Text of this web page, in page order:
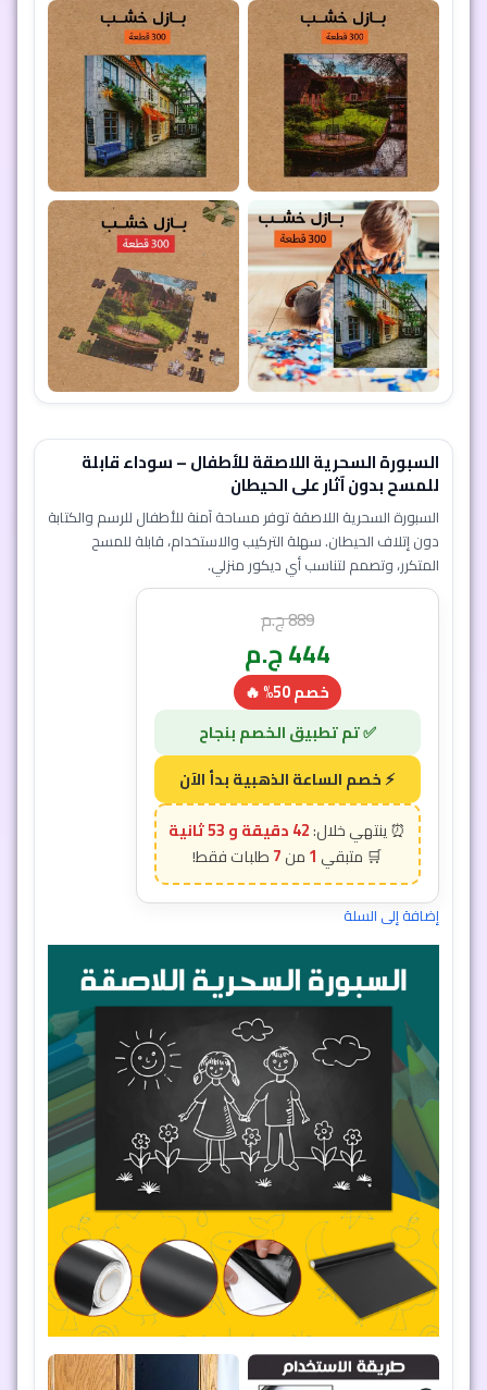
السبورة السحرية اللاصقة للأطفال – سوداء قابلة
للمسح بدون آثار على الحيطان
السبورة السحرية اللاصقة توفر مساحة آمنة للأطفال للرسم والكتابة
دون إتلاف الحيطان. سهلة التركيب والاستخدام، قابلة للمسح
المتكرر، وتصمم لتناسب أي ديكور منزلي.
889ج.م
444ج.م
خصم 50% 🔥
42 دقيقة و 50 ثانية
1
7
إضافة إلى السلة